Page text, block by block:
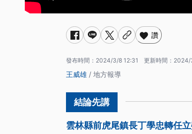
讚
發布時間： 2024/3/8 12:31 更新時間： 2024/
王威雄 / 地方報導
雲林縣前虎尾鎮長丁學忠轉任